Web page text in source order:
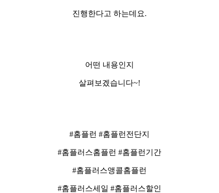
진행한다고 하는데요.
어떤 내용인지
살펴보겠습니다~!
#홈플런 #홈플런전단지
#홈플러스홈플런 #홈플런기간
#홈플러스앵콜홈플런
#홈플러스세일 #홈플러스할인